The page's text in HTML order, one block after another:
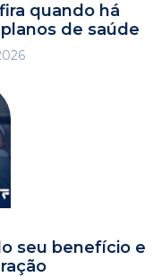
quando há
de saúde
seu benefício e